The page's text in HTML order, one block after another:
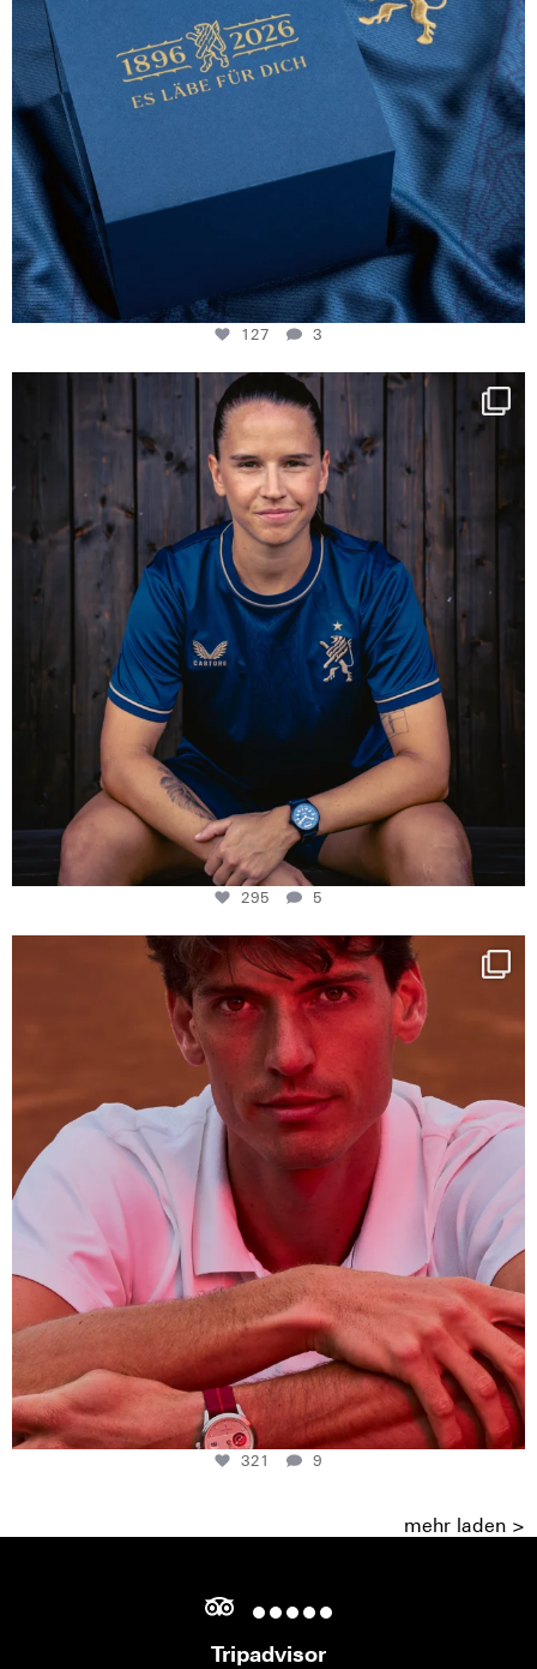
127 3
NIE USENAND GAH
Some anniversaries
295
5
295 5
One last dance at home
This week at...
321
9
321 9
mehr laden >
Tripadvisor